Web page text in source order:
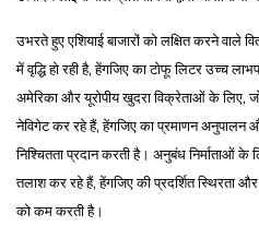
उभरते हुए एशियाई बाजारों को लक्षित करने वाले
में वृद्धि हो रही है, हेंगजिए का टोफू लिटर उच्च
अमेरिका और यूरोपीय खुदरा विक्रेताओं के लिए,
नेविगेट कर रहे हैं, हेंगजिए का प्रमाणन अनुपालन
निश्चितता प्रदान करती है। अनुबंध निर्माताओं के
तलाश कर रहे हैं, हेंगजिए की प्रदर्शित स्थिरता
को कम करती है।